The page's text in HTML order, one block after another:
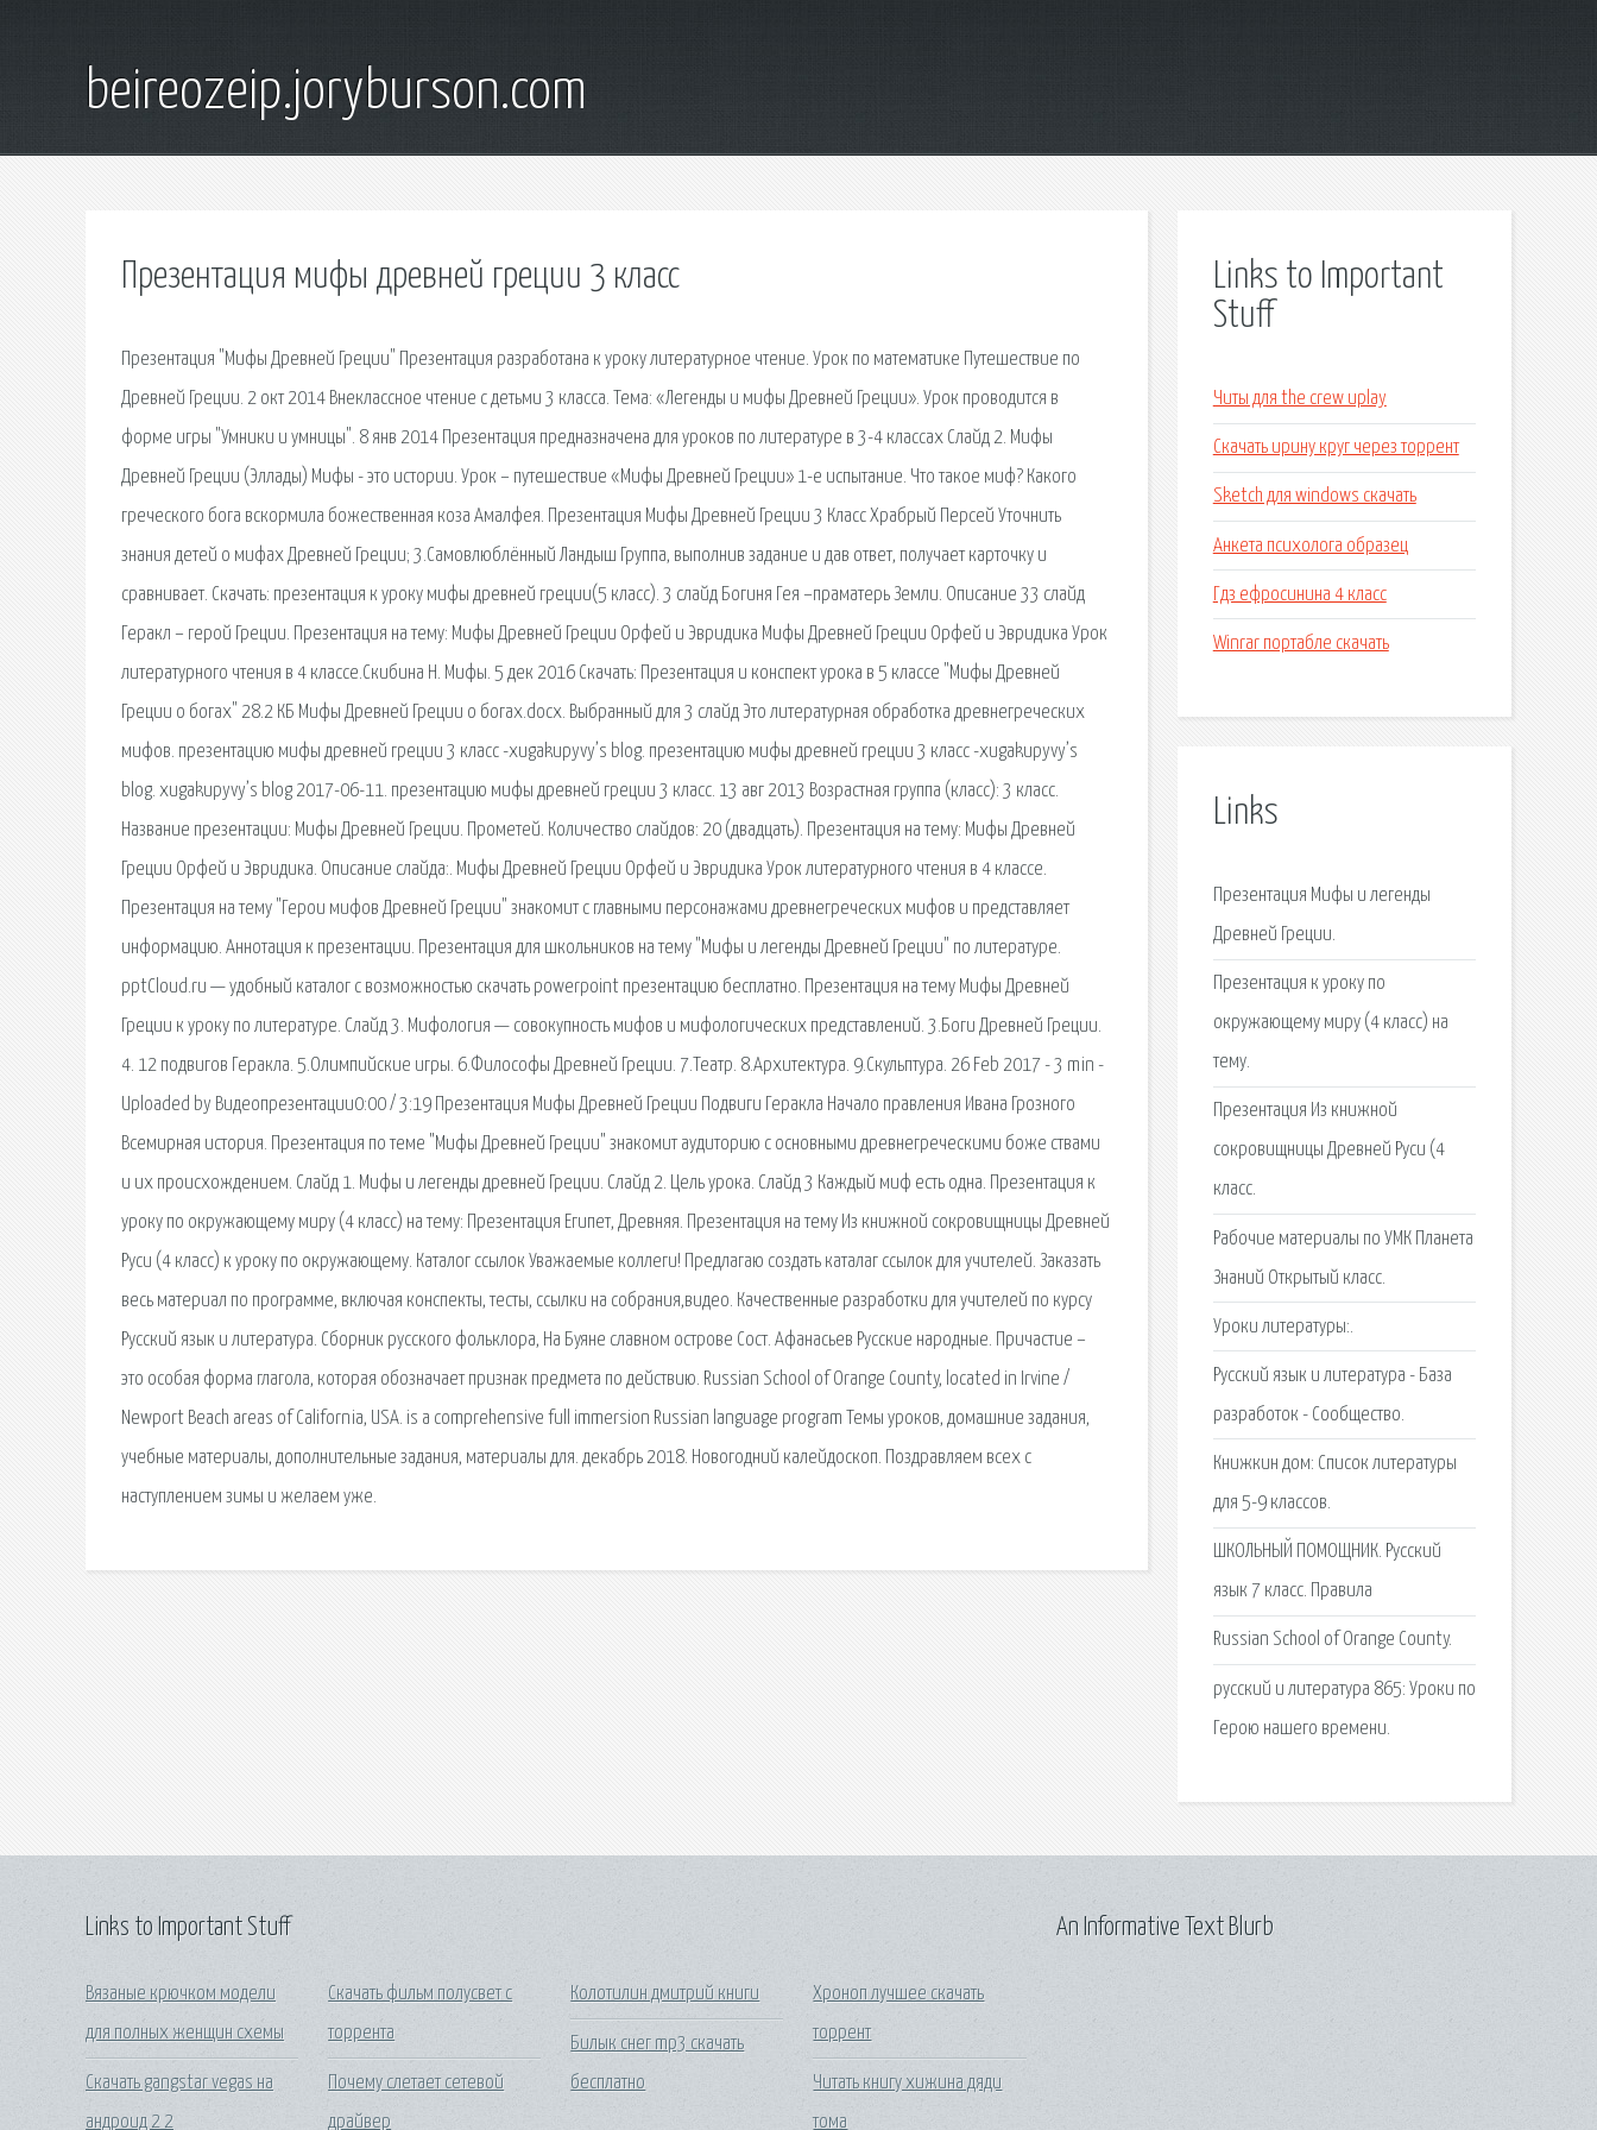
beireozeip.joryburson.com
Презентация мифы древней греции 3 класс
Презентация "Мифы Древней Греции" Презентация разработана к уроку литературное чтение. Урок по математике Путешествие по
Древней Греции. 2 окт 2014 Внеклассное чтение с детьми 3 класса. Тема: «Легенды и мифы Древней Греции». Урок проводится в
форме игры "Умники и умницы". 8 янв 2014 Презентация предназначена для уроков по литературе в 3-4 классах Слайд 2. Мифы
Древней Греции (Эллады) Мифы - это истории. Урок – путешествие «Мифы Древней Греции» 1-е испытание. Что такое миф? Какого
греческого бога вскормила божественная коза Амалфея. Презентация Мифы Древней Греции 3 Класс Храбрый Персей Уточнить
знания детей о мифах Древней Греции; 3.Самовлюблённый Ландыш Группа, выполнив задание и дав ответ, получает карточку и
сравнивает. Скачать: презентация к уроку мифы древней греции(5 класс). 3 слайд Богиня Гея –праматерь Земли. Описание 33 слайд
Геракл – герой Греции. Презентация на тему: Мифы Древней Греции Орфей и Эвридика Мифы Древней Греции Орфей и Эвридика Урок
литературного чтения в 4 классе.Скибина Н. Мифы. 5 дек 2016 Cкачать: Презентация и конспект урока в 5 классе "Мифы Древней
Греции о богах" 28.2 КБ Мифы Древней Греции о богах.docx. Выбранный для 3 слайд Это литературная обработка древнегреческих
мифов. презентацию мифы древней греции 3 класс -xugakupyvy’s blog. презентацию мифы древней греции 3 класс -xugakupyvy’s
blog. xugakupyvy’s blog 2017-06-11. презентацию мифы древней греции 3 класс. 13 авг 2013 Возрастная группа (класс): 3 класс.
Название презентации: Мифы Древней Греции. Прометей. Количество слайдов: 20 (двадцать). Презентация на тему: Мифы Древней
Греции Орфей и Эвридика. Описание слайда:. Мифы Древней Греции Орфей и Эвридика Урок литературного чтения в 4 классе.
Презентация на тему "Герои мифов Древней Греции"​ знакомит с главными персонажами древнегреческих мифов и представляет
информацию. Аннотация к презентации. Презентация для школьников на тему "Мифы и легенды Древней Греции" по литературе.
pptCloud.ru — удобный каталог с возможностью скачать powerpoint презентацию бесплатно. Презентация на тему Мифы Древней
Греции к уроку по литературе. Cлайд 3. Мифология — совокупность мифов и мифологических представлений. 3.Боги Древней Греции.
4. 12 подвигов Геракла. 5.Олимпийские игры. 6.Философы Древней Греции. 7.Театр. 8.Архитектура. 9.Скульптура. 26 Feb 2017 - 3 min -
Uploaded by Видеопрезентации0:00 / 3:19 Презентация Мифы Древней Греции Подвиги Геракла Начало правления Ивана Грозного
Всемирная история. Презентация по теме "Мифы Древней Греции" знакомит аудиторию с основными древнегреческими боже ствами
и их происхождением. Слайд 1. Мифы и легенды древней Греции. Слайд 2. Цель урока. Слайд 3 Каждый миф есть одна. Презентация к
уроку по окружающему миру (4 класс) на тему: Презентация Египет, Древняя. Презентация на тему Из книжной сокровищницы Древней
Руси (4 класс) к уроку по окружающему. Каталог ссылок Уважаемые коллеги! Предлагаю создать каталаг ссылок для учителей. Заказать
весь материал по программе, включая конспекты, тесты, ссылки на собрания,видео. Качественные разработки для учителей по курсу
Русский язык и литература. Сборник русского фольклора, На Буяне славном острове Сост. Афанасьев Русские народные. Причастие –
это особая форма глагола, которая обозначает признак предмета по действию. Russian School of Orange County, located in Irvine /
Newport Beach areas of California, USA. is a comprehensive full immersion Russian language program Темы уроков, домашние задания,
учебные материалы, дополнительные задания, материалы для. декабрь 2018. Новогодний калейдоскоп. Поздравляем всех с
наступлением зимы и желаем уже.
Links to Important
Stuff
Читы для the crew uplay
Скачать ирину круг через торрент
Sketch для windows скачать
Анкета психолога образец
Гдз ефросинина 4 класс
Winrar портабле скачать
Links
Презентация Мифы и легенды
Древней Греции.
Презентация к уроку по
окружающему миру (4 класс) на
тему.
Презентация Из книжной
сокровищницы Древней Руси (4
класс.
Рабочие материалы по УМК Планета
Знаний Открытый класс.
Уроки литературы:.
Русский язык и литература - База
разработок - Сообщество.
Книжкин дом: Список литературы
для 5-9 классов.
ШКОЛЬНЫЙ ПОМОЩНИК. Русский
язык 7 класс. Правила
Russian School of Orange County.
русский и литература 865: Уроки по
Герою нашего времени.
Links to Important Stuff
Вязаные крючком модели
для полных женщин схемы
Скачать gangstar vegas на
андроид 2 2
Скачать фильм полусвет с
торрента
Почему слетает сетевой
драйвер
Колотилин дмитрий книги
Билык снег mp3 скачать
бесплатно
Хроноп лучшее скачать
торрент
Читать книгу хижина дяди
тома
An Informative Text Blurb